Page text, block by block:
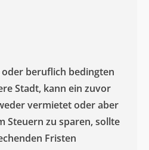
beruflich bedingten
Stadt, kann ein zuvor
vermietet oder aber
Steuern zu sparen, sollte
Fristen